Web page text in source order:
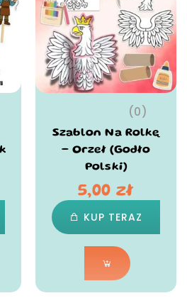
(0)
Szablon Na Rolkę
– Orzeł (Godło
Polski)
5,00zł
KUP TERAZ